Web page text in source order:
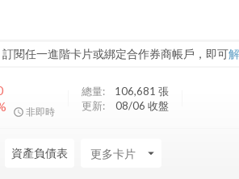
訂閱任一進階卡片或綁定合作券商帳戶，即可
非即時
總量: 106,681 張
更新:
08/06 收盤
資產負債表 arrow_drop_down